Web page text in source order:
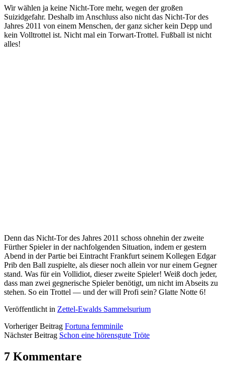
Wir wählen ja keine Nicht-Tore mehr, wegen der großen
Suizidgefahr. Deshalb im Anschluss also nicht das Nicht-Tor des
Jahres 2011 von einem Menschen, der ganz sicher kein Depp und
kein Volltrottel ist. Nicht mal ein Torwart-Trottel. Fußball ist nicht
alles!
Denn das Nicht-Tor des Jahres 2011 schoss ohnehin der zweite
Fürther Spieler in der nachfolgenden Situation, indem er gestern
Abend in der Partie bei Eintracht Frankfurt seinem Kollegen Edgar
Prib den Ball zuspielte, als dieser noch allein vor nur einem Gegner
stand. Was für ein Vollidiot, dieser zweite Spieler! Weiß doch jeder,
dass man zwei gegnerische Spieler benötigt, um nicht im Abseits zu
stehen. So ein Trottel — und der will Profi sein? Glatte Notte 6!
Veröffentlicht in Zettel-Ewalds Sammelsurium
Vorheriger Beitrag Fortuna femminile
Nächster Beitrag Schon eine hörensgute Tröte
7 Kommentare